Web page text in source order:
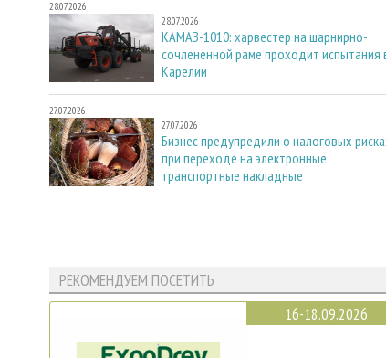
28.07.2026
28.07.2026
КАМАЗ-1010: харвестер на шарнирно-
сочлененной раме проходит испытания
Карелии
27.07.2026
27.07.2026
Бизнес предупредили о налоговых
при переходе на электронные
транспортные накладные
РЕКОМЕНДУЕМ ПОСЕТИТЬ
16-18.09.2026